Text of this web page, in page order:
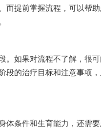
而提前掌握流程，可以帮
。如果对流程不了解，很
段的治疗目标和注意事项
体条件和生育能力，还需